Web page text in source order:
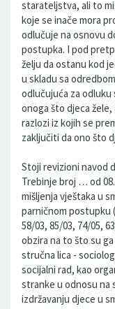
starateljstva, ali to
koje se inače mora
odlučuje na osnovu
postupka. I pod
želju da ostanu kod
u skladu sa
odlučujuća za
onoga što djeca
razlozi iz kojih se
zaključiti da ono što
Stoji revizioni navod
Trebinje broj … od
mišljenja vještaka u
parničnom postupku
58/03, 85/03, 74/05,
obzira na to što su
stručna lica -
socijalni rad, kao
stranke u odnosu na
izdržavanju djece u